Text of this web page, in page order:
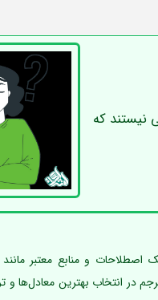
نیستند که
اصطلاحات و منابع معتبر
در انتخاب بهترین معادل‌ها